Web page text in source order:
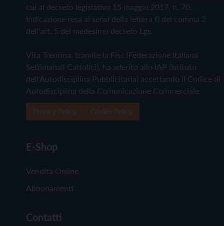
cui al decreto legislativo 15 maggio 2017, n. 70.
Indicazione resa ai sensi della lettera f) del comma 2
dell'art. 5 del medesimo decreto Lgs.
Vita Trentina, tramite la Fisc (Federazione Italiana
Settimanali Cattolici), ha aderito allo IAP (Istituto
dell'Autodisciplina Pubblicitaria) accettando il Codice di
Autodisciplina della Comunicazione Commerciale
E-Shop
Vendita Online
Abbonamenti
Contatti